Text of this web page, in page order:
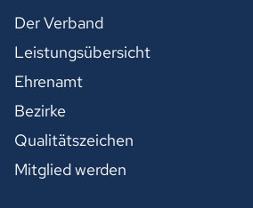
Der Verband
Leistungsübersicht
Ehrenamt
Bezirke
Qualitätszeichen
Mitglied werden